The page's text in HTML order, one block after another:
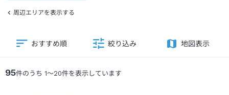
周辺エリアを表示する
95件のうち 1～20件を表示しています
おすすめ順 絞り込み 地図表示